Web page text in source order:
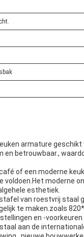
armature
betrouwbaar.,
of een moderne
voldoen.Het moderne
esthetiek.
van roestvrij staal
te maken.zoals
en -voorkeuren
aan de